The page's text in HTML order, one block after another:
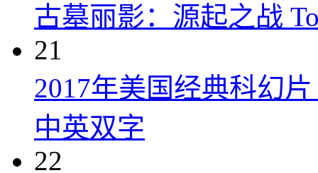
古墓丽影：源起之战
21
2017年美国经典科幻
中英双字
22